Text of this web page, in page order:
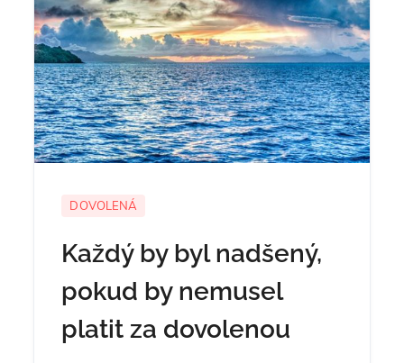
DOVOLENÁ
Každý by byl nadšený,
pokud by nemusel
platit za dovolenou